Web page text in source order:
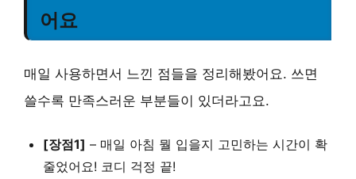
어요
매일 사용하면서 느낀 점들을 정리해봤어요. 쓰면
쓸수록 만족스러운 부분들이 있더라고요.
[장점1] – 매일 아침 뭘 입을지 고민하는 시간이 확
줄었어요! 코디 걱정 끝!